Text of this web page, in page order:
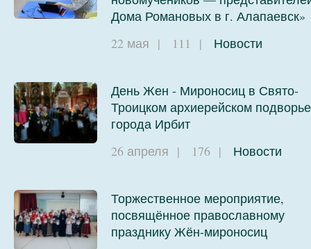
Дома Романовых в г. Алапаевск»
22 мая | 111 | Новости
День Жен - Мироносиц в Свято-
Троицком архиерейском подворье
города Ирбит
26 апреля | 176 | Новости
Торжественное мероприятие,
посвящённое православному
празднику Жён-мироносиц